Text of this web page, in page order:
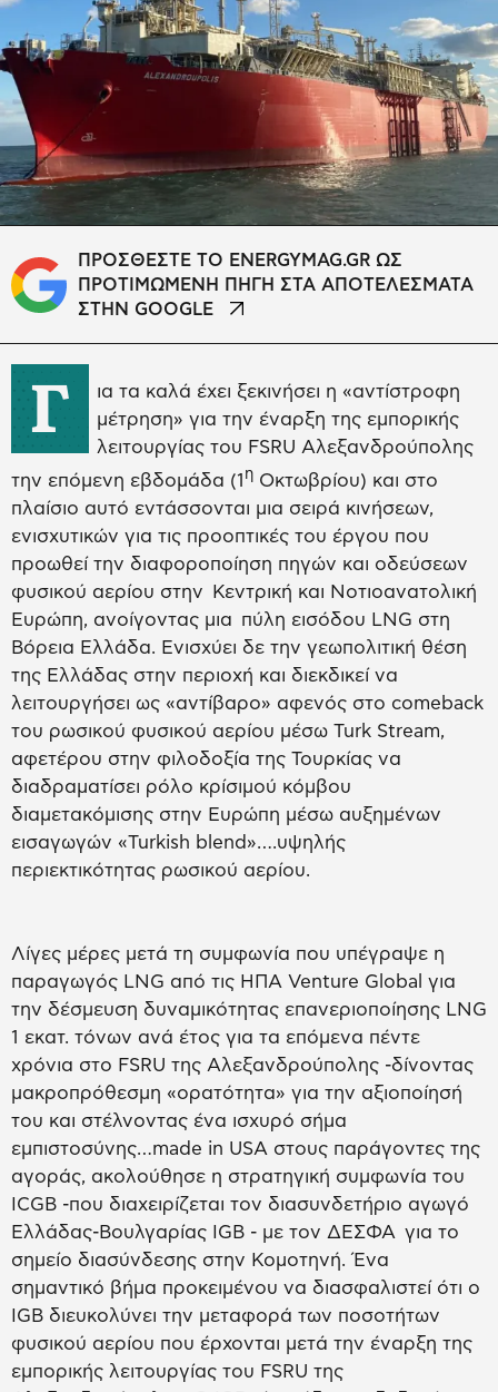
ΠΡΟΣΘΕΣΤΕ ΤΟ ENERGYMAG.GR ΩΣ
ΠΡΟΤΙΜΩΜΕΝΗ ΠΗΓΗ ΣΤΑ ΑΠΟΤΕΛΕΣΜΑΤΑ
ΣΤΗΝ GOOGLE
Γ
ια τα καλά έχει ξεκινήσει η «αντίστροφη
μέτρηση» για την έναρξη της εμπορικής
λειτουργίας του FSRU Αλεξανδρούπολης
την επόμενη εβδομάδα (1 η Οκτωβρίου) και στο
πλαίσιο αυτό εντάσσονται μια σειρά κινήσεων,
ενισχυτικών για τις προοπτικές του έργου που
προωθεί την διαφοροποίηση πηγών και οδεύσεων
φυσικού αερίου στην Κεντρική και Νοτιοανατολική
Ευρώπη, ανοίγοντας μια πύλη εισόδου LNG στη
Βόρεια Ελλάδα. Ενισχύει δε την γεωπολιτική θέση
της Ελλάδας στην περιοχή και διεκδικεί να
λειτουργήσει ως «αντίβαρο» αφενός στο comeback
του ρωσικού φυσικού αερίου μέσω Turk Stream,
αφετέρου στην φιλοδοξία της Τουρκίας να
διαδραματίσει ρόλο κρίσιμού κόμβου
διαμετακόμισης στην Ευρώπη μέσω αυξημένων
εισαγωγών «Turkish blend»….υψηλής
περιεκτικότητας ρωσικού αερίου.
Λίγες μέρες μετά τη συμφωνία που υπέγραψε η
παραγωγός LNG από τις ΗΠΑ Venture Global για
την δέσμευση δυναμικότητας επανεριοποίησης LNG
1 εκατ. τόνων ανά έτος για τα επόμενα πέντε
χρόνια στο FSRU της Αλεξανδρούπολης -δίνοντας
μακροπρόθεσμη «ορατότητα» για την αξιοποίησή
του και στέλνοντας ένα ισχυρό σήμα
εμπιστοσύνης…made in USA στους παράγοντες της
αγοράς, ακολούθησε η στρατηγική συμφωνία του
ICGB -που διαχειρίζεται τον διασυνδετήριο αγωγό
Ελλάδας-Βουλγαρίας IGB - με τον ΔΕΣΦΑ για το
σημείο διασύνδεσης στην Κομοτηνή. Ένα
σημαντικό βήμα προκειμένου να διασφαλιστεί ότι ο
IGB διευκολύνει την μεταφορά των ποσοτήτων
φυσικού αερίου που έρχονται μετά την έναρξη της
εμπορικής λειτουργίας του FSRU της